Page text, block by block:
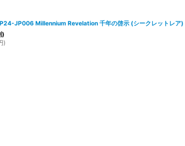
JP006 Millennium Revelation 千年の啓示 (シークレットレア)
)
)